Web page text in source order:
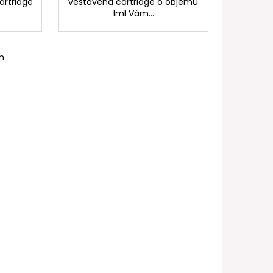
1ml Vám...